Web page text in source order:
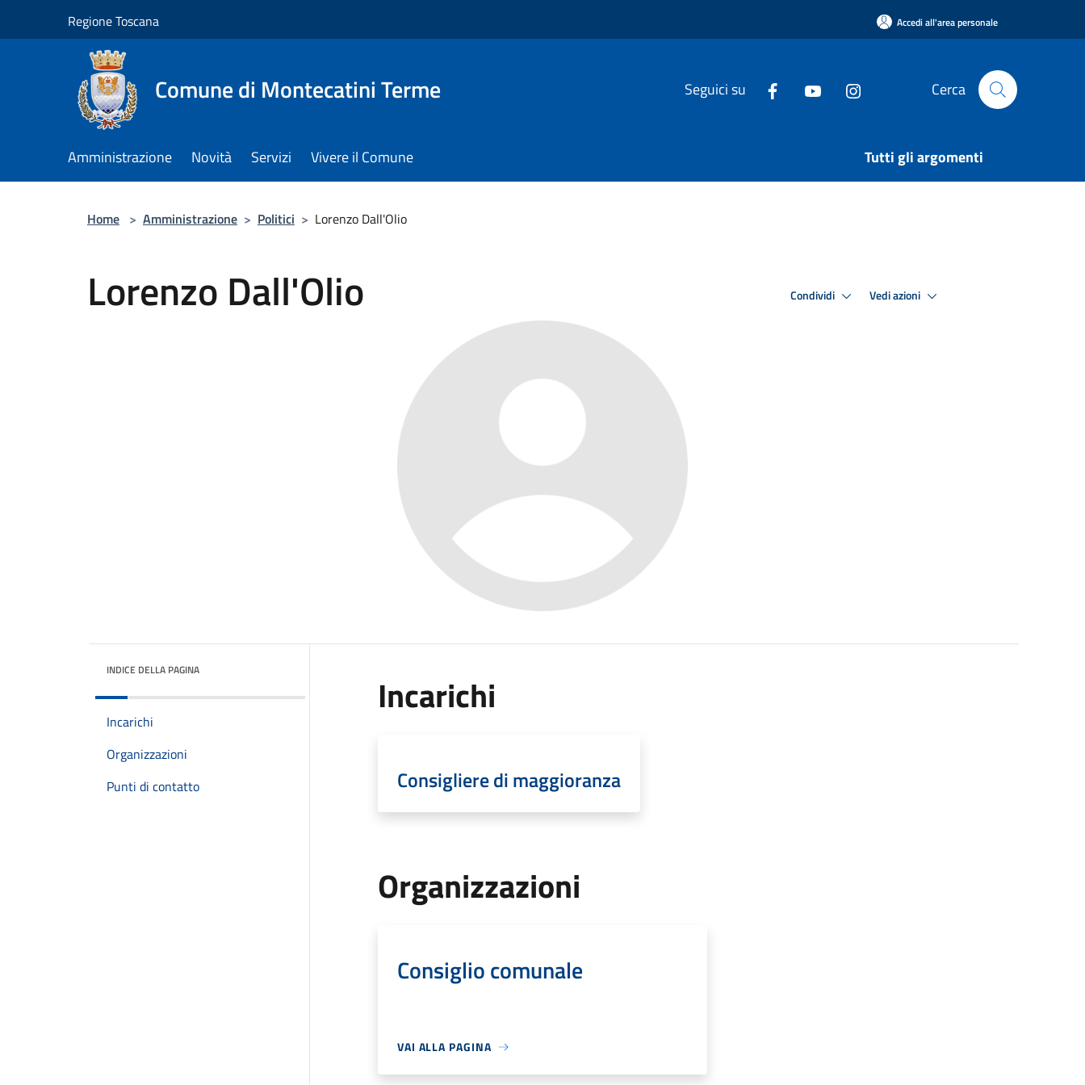
Regione Toscana Accedi all'area personale
Comune di Montecatini Terme Seguici su Cerca
Amministrazione Novità Servizi Vivere il Comune Tutti gli argomenti
Home > Amministrazione > Politici > Lorenzo Dall'Olio
Lorenzo Dall'Olio Condividi Vedi azioni
INDICE DELLA PAGINA
Incarichi
Organizzazioni
Punti di contatto
Incarichi
Consigliere di maggioranza
Organizzazioni
Consiglio comunale
VAI ALLA PAGINA